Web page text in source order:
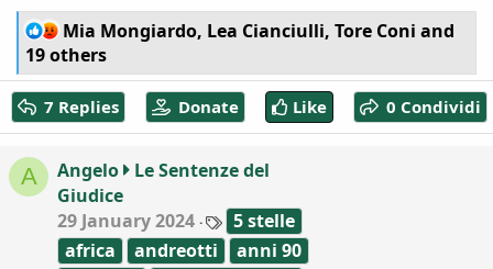
R
e
a
c
t
i
n
s
:
Mia Mongiardo, Lea Cianciulli, Tore Coni and
19 others
7 Replies Donate Like 0 Condividi
A Angelo
Le Sentenze del
Giudice
29 January 2024
T
a5 stelle
africa
andreotti
anni 90